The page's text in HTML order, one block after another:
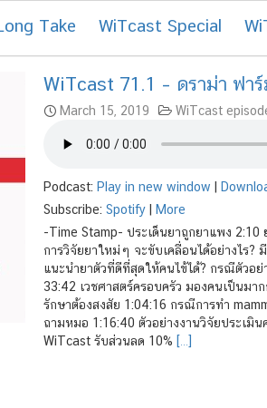
Take WiTcast Special
ละนโยบายด้านสุขภาพ
WiTcast 71.1 – ดราม่า ฟา
March 15, 2019 WiTcast
Podcast: Play in new window
Subscribe: Spotify|
More
-Time Stamp- ประเด็นยาถูกยาแพง 2:10
การวิจัยยาใหม่ๆ จะขับเคลื่อนได้อย่างไร?
แนะนำยาตัวที่ดีที่สุดให้คนไข้ได้? กรณีตัวอ
33:42 เวชศาสตร์ครอบครัว มองคนเป็นมา
รักษาต้องสงสัย 1:04:16 กรณีการทำ
ถามหมอ 1:16:40 ตัวอย่างงานวิจัยประเมิ
WiTcast รับส่วนลด 10% […]